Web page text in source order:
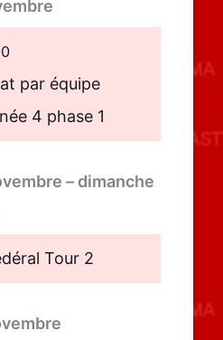
par équipe
4 phase 1
– dimanche
Tour 2